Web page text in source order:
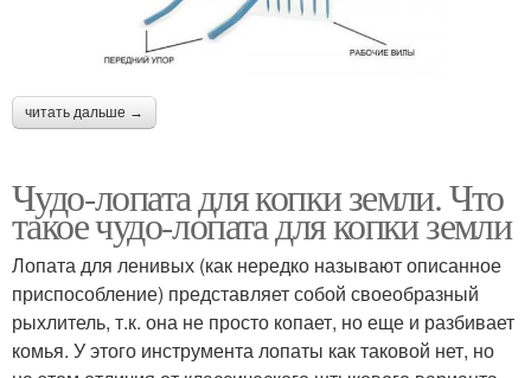
читать дальше →
Чудо-лопата для копки земли. Что
такое чудо-лопата для копки земли
Лопата для ленивых (как нередко называют описанное
приспособление) представляет собой своеобразный
рыхлитель, т.к. она не просто копает, но еще и разбивает
комья. У этого инструмента лопаты как таковой нет, но